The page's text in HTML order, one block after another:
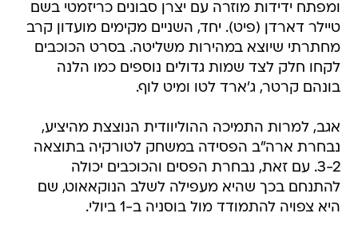
ומפתח ידידות מוזרה עם יצרן סבונים כריזמטי בשם
טיילר דארדן (פיט). יחד, השניים מקימים מועדון קרב
מחתרתי שיוצא במהירות משליטה. בסרט הכוכבים
לקחו חלק לצד שמות גדולים נוספים כמו הלנה
בונהם קרטר, ג'ארד לטו ומיט לוף.
אגב, למרות התמיכה ההוליוודית הנוצצת מהיציע,
נבחרת ארה"ב הפסידה במשחק לטורקיה בתוצאה
3-2. עם זאת, נבחרת הפסים והכוכבים יכולה
להתנחם בכך שהיא מעפילה לשלב הנוקאאוט, שם
היא צפויה להתמודד מול בוסניה ב-1 ביולי.